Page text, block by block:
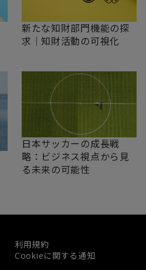
新たな知財部門機能の探
求｜知財活動の可視化
日本サッカーの成長戦
略：ビジネス視点から見
る未来の可能性
利用規約
Cookieに関する通知